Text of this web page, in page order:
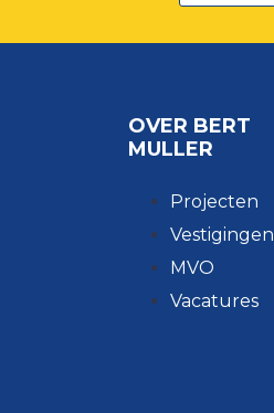
OVER BERT
MULLER
Projecten
Vestigingen
MVO
Vacatures